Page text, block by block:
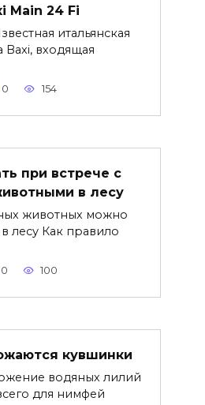
Main 24 Fi
итальянская
Baxi, входящая
0 154
при встрече с
в лесу
животных можно
в лесу Как правило
0 100
кувшинки
водяных лилий
для нимфей